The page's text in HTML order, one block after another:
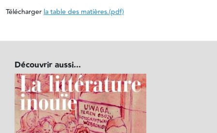
Téléchargerla table des matières.(pdf)
Découvrir aussi...